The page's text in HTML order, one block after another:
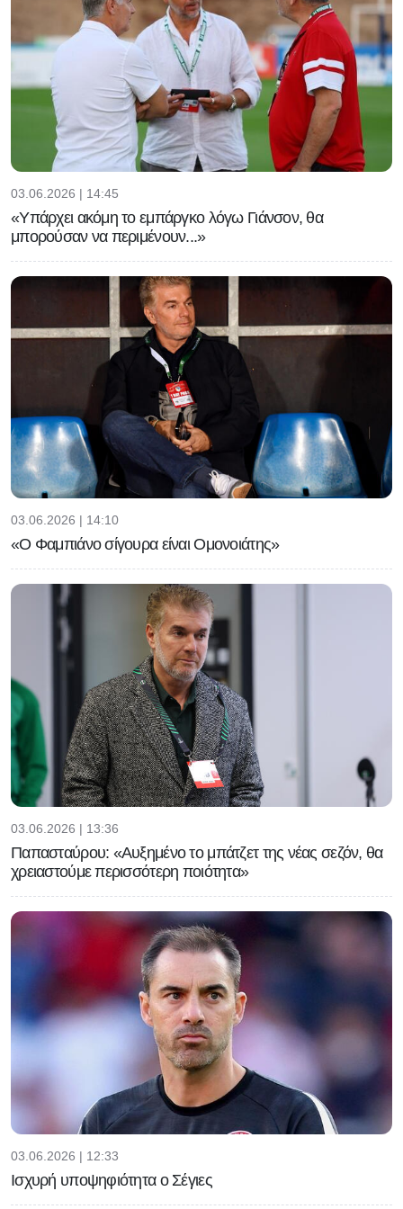
03.06.2026 | 14:45
«Υπάρχει ακόμη το εμπάργκο λόγω Γιάνσον, θα
μπορούσαν να περιμένουν...»
03.06.2026 | 14:10
«Ο Φαμπιάνο σίγουρα είναι Ομονοιάτης»
03.06.2026 | 13:36
Παπασταύρου: «Αυξημένο το μπάτζετ της νέας σεζόν, θα
χρειαστούμε περισσότερη ποιότητα»
03.06.2026 | 12:33
Ισχυρή υποψηφιότητα ο Σέγιες